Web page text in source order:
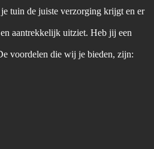
tuin de juiste verzorging krijgt en er
aantrekkelijk uitziet. Heb jij een
voordelen die wij je bieden, zijn: